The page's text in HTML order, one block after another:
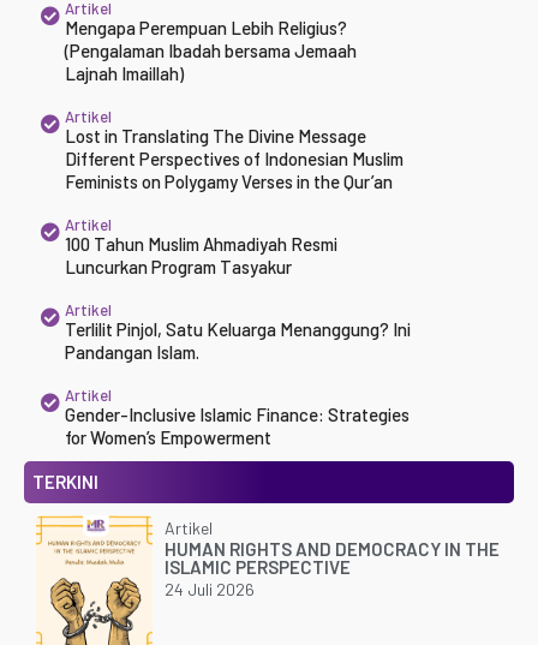
Artikel
Mengapa Perempuan Lebih Religius?
(Pengalaman Ibadah bersama Jemaah
Lajnah Imaillah)
Artikel
Lost in Translating The Divine Message
Different Perspectives of Indonesian Muslim
Feminists on Polygamy Verses in the Qur’an
Artikel
100 Tahun Muslim Ahmadiyah Resmi
Luncurkan Program Tasyakur
Artikel
Terlilit Pinjol, Satu Keluarga Menanggung? Ini
Pandangan Islam.
Artikel
Gender-Inclusive Islamic Finance: Strategies
for Women’s Empowerment
TERKINI
Artikel
HUMAN RIGHTS AND DEMOCRACY IN THE
ISLAMIC PERSPECTIVE
24 Juli 2026